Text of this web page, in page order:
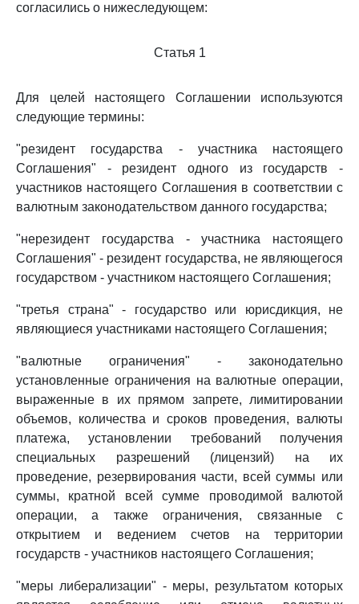
согласились о нижеследующем:
Статья 1
Для целей настоящего Соглашении используются
следующие термины:
"резидент государства - участника настоящего
Соглашения" - резидент одного из государств -
участников настоящего Соглашения в соответствии с
валютным законодательством данного государства;
"нерезидент государства - участника настоящего
Соглашения" - резидент государства, не являющегося
государством - участником настоящего Соглашения;
"третья страна" - государство или юрисдикция, не
являющиеся участниками настоящего Соглашения;
"валютные ограничения" - законодательно
установленные ограничения на валютные операции,
выраженные в их прямом запрете, лимитировании
объемов, количества и сроков проведения, валюты
платежа, установлении требований получения
специальных разрешений (лицензий) на их
проведение, резервирования части, всей суммы или
суммы, кратной всей сумме проводимой валютой
операции, а также ограничения, связанные с
открытием и ведением счетов на территории
государств - участников настоящего Соглашения;
"меры либерализации" - меры, результатом которых